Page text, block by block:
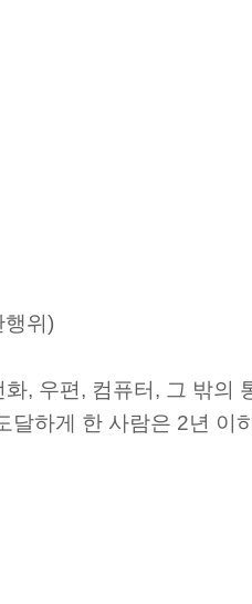
위)
, 우편, 컴퓨터, 그 밖의
하게 한 사람은 2년 이